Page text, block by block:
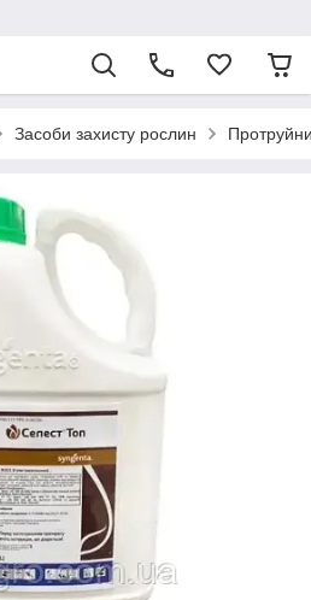
Засоби захисту рослин